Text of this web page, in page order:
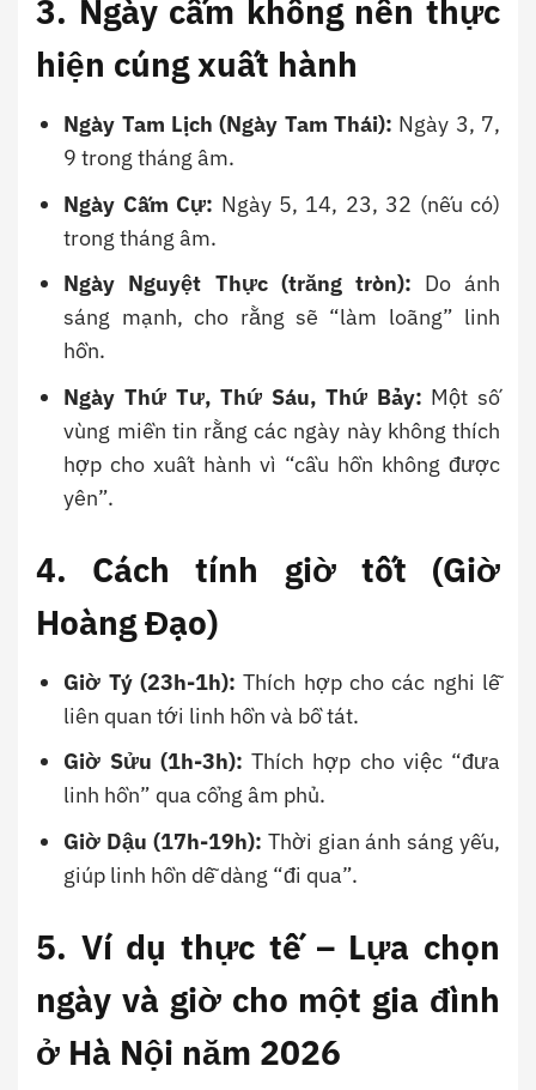
3. Ngày cấm không nên thực
hiện cúng xuất hành
Ngày Tam Lịch (Ngày Tam Thái): Ngày 3, 7,
9 trong tháng âm.
Ngày Cấm Cự: Ngày 5, 14, 23, 32 (nếu có)
trong tháng âm.
Ngày Nguyệt Thực (trăng tròn): Do ánh
sáng mạnh, cho rằng sẽ “làm loãng” linh
hồn.
Ngày Thứ Tư, Thứ Sáu, Thứ Bảy: Một số
vùng miền tin rằng các ngày này không thích
hợp cho xuất hành vì “cầu hồn không được
yên”.
4. Cách tính giờ tốt (Giờ
Hoàng Đạo)
Giờ Tý (23h-1h): Thích hợp cho các nghi lễ
liên quan tới linh hồn và bồ tát.
Giờ Sửu (1h-3h): Thích hợp cho việc “đưa
linh hồn” qua cổng âm phủ.
Giờ Dậu (17h-19h): Thời gian ánh sáng yếu,
giúp linh hồn dễ dàng “đi qua”.
5. Ví dụ thực tế – Lựa chọn
ngày và giờ cho một gia đình
ở Hà Nội năm 2026